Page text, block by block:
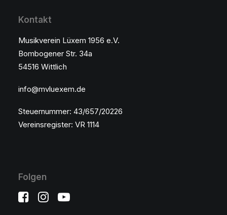
Kontakt
Musikverein Lüxem 1956 e.V.
Bombogener Str. 34a
54516 Wittlich
info@mvluexem.de
Steuernummer: 43/657/20226
Vereinsregister: VR 1114
Folgen